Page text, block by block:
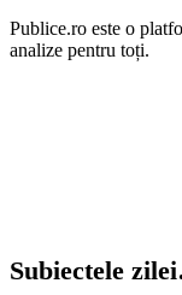
Publice.ro este o
analize pentru toți.
Subiectele